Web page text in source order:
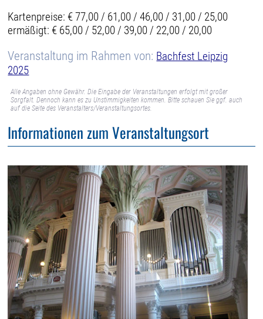
Kartenpreise: € 77,00 / 61,00 / 46,00 / 31,00 / 25,00
ermäßigt: € 65,00 / 52,00 / 39,00 / 22,00 / 20,00
Veranstaltung im Rahmen von: Bachfest Leipzig
2025
Alle Angaben ohne Gewähr. Die Eingabe der Veranstaltungen erfolgt mit großer
Sorgfalt. Dennoch kann es zu Unstimmigkeiten kommen. Bitte schauen Sie ggf. auch
auf die Seite des Veranstalters/Veranstaltungsortes.
Informationen zum Veranstaltungsort